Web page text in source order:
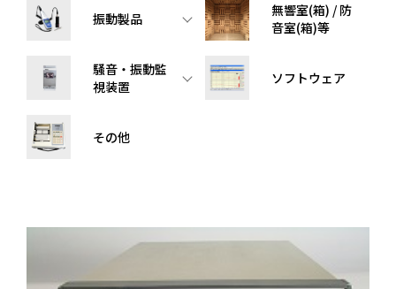
振動製品
無響室(箱) / 防
音室(箱)等
騒音・振動監
視装置
ソフトウェア
その他